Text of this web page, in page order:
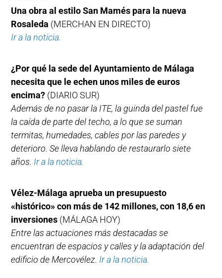
Una obra al estilo San Mamés para la nueva
Rosaleda (MERCHAN EN DIRECTO)
Ir a la noticia.
¿Por qué la sede del Ayuntamiento de Málaga
necesita que le echen unos miles de euros
encima? (DIARIO SUR)
Además de no pasar la ITE, la guinda del pastel fue
la caída de parte del techo, a lo que se suman
termitas, humedades, cables por las paredes y
deterioro. Se lleva hablando de restaurarlo siete
años. Ir a la noticia.
Vélez-Málaga aprueba un presupuesto
«histórico» con más de 142 millones, con 18,6 en
inversiones (MÁLAGA HOY)
Entre las actuaciones más destacadas se
encuentran de espacios y calles y la adaptación del
edificio de Mercovélez. Ir a la noticia.